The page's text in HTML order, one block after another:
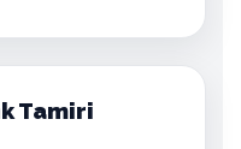
Tamiri